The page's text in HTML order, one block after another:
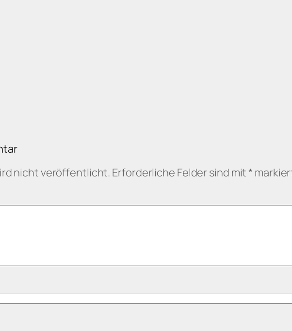
nicht veröffentlicht. Erforderliche Felder sind mit *